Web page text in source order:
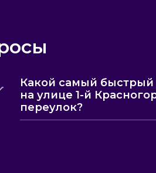
Какой самый быстрый
на улице 1-й
переулок?